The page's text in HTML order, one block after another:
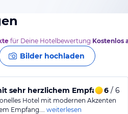
für Deine Hotelbewertung. Kostenlos
Bilder hochladen
sehr herzlichem Empfang6 / 6
Hotel mit modernen Akzenten
Empfang.…
weiterlesen